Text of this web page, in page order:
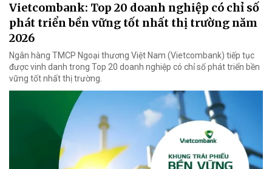
Vietcombank: Top 20 doanh nghiệp có chỉ số
phát triển bền vững tốt nhất thị trường năm
2026
Ngân hàng TMCP Ngoại thương Việt Nam (Vietcombank) tiếp tục
được vinh danh trong Top 20 doanh nghiệp có chỉ số phát triển bền
vững tốt nhất thị trường.